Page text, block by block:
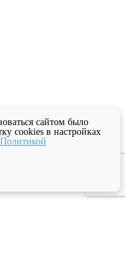
сайтом было
cookies в настройках
Политикой